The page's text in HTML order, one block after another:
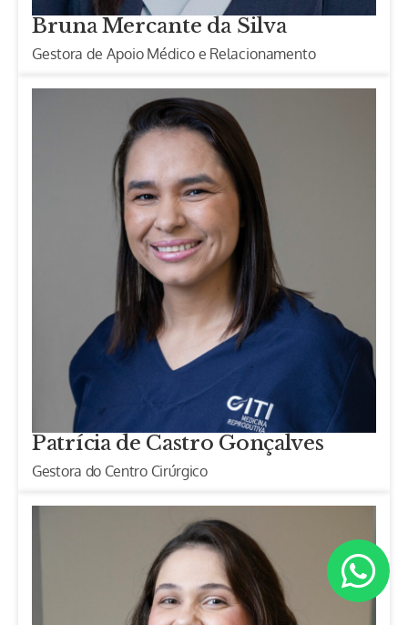
Bruna Mercante da Silva
Gestora de Apoio Médico e Relacionamento
Patrícia de Castro Gonçalves
Gestora do Centro Cirúrgico